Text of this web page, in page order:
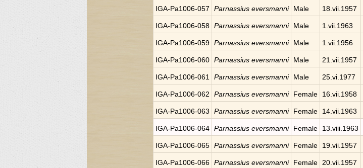
IGA-Pa1006-057 Parnassius eversmanni Male 18.vii.1957
IGA-Pa1006-058 Parnassius eversmanni Male 1.vii.1963
IGA-Pa1006-059 Parnassius eversmanni Male 1.vii.1956
IGA-Pa1006-060 Parnassius eversmanni Male 21.vii.1957
IGA-Pa1006-061 Parnassius eversmanni Male 25.vi.1977
IGA-Pa1006-062 Parnassius eversmanni Female 16.vii.1958
IGA-Pa1006-063 Parnassius eversmanni Female 14.vii.1963
IGA-Pa1006-064 Parnassius eversmanni Female 13.viii.1963
IGA-Pa1006-065 Parnassius eversmanni Female 19.vii.1957
IGA-Pa1006-066 Parnassius eversmanni Female 20.vii.1957